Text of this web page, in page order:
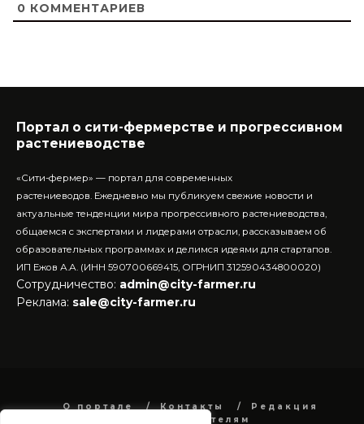
0 КОММЕНТАРИЕВ
Портал о сити-фермерстве и прогрессивном
растениеводстве
«Сити-фермер» — портал для современных
растениеводов. Ежедневно мы публикуем свежие новости и
актуальные тенденции мира прогрессивного растениеводства,
общаемся с экспертами и лидерами отрасли, рассказываем об
образовательных программах и делимся идеями для стартапов.
ИП Ежов А.А. (ИНН 590700669415, ОГРНИП 312590434800020)
Сотрудничество: admin@city-farmer.ru
Реклама: sale@city-farmer.ru
О портале Контакты
Редакция
Рекламодателям